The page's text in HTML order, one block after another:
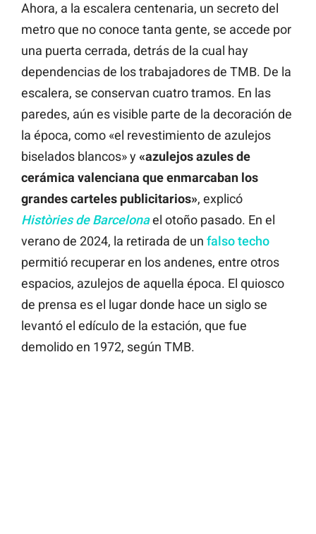
Ahora, a la escalera centenaria, un secreto del
metro que no conoce tanta gente, se accede por
una puerta cerrada, detrás de la cual hay
dependencias de los trabajadores de TMB. De la
escalera, se conservan cuatro tramos. En las
paredes, aún es visible parte de la decoración de
la época, como «el revestimiento de azulejos
biselados blancos» y «azulejos azules de
cerámica valenciana que enmarcaban los
grandes carteles publicitarios», explicó
Històries de Barcelonael otoño pasado. En el
verano de 2024, la retirada de un falso techo
permitió recuperar en los andenes, entre otros
espacios, azulejos de aquella época. El quiosco
de prensa es el lugar donde hace un siglo se
levantó el edículo de la estación, que fue
demolido en 1972, según TMB.